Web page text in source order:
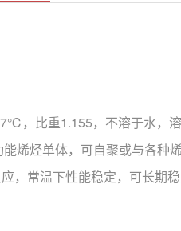
，比重1.155，不溶于水，
烯烃单体，可自聚或与各种
，常温下性能稳定，可长期